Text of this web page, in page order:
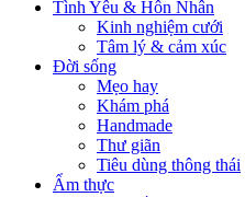
Tình Yêu & Hôn Nhân
Kinh nghiệm cưới
Tâm lý & cảm xúc
Đời sống
Mẹo hay
Khám phá
Handmade
Thư giãn
Tiêu dùng thông thái
Ẩm thực